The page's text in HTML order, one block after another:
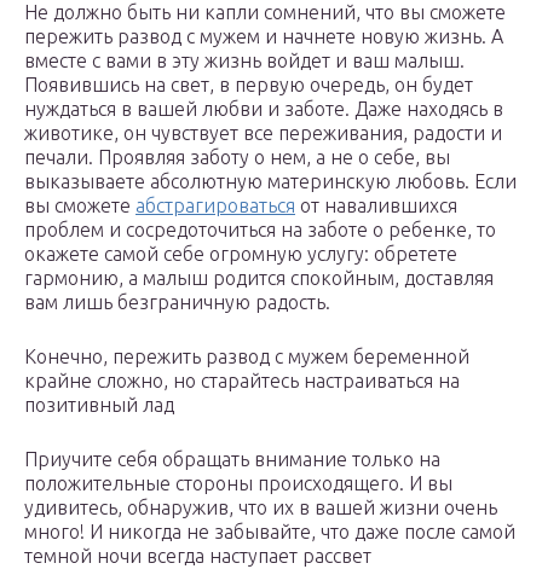
Не должно быть ни капли сомнений, что вы сможете
пережить развод с мужем и начнете новую жизнь. А
вместе с вами в эту жизнь войдет и ваш малыш.
Появившись на свет, в первую очередь, он будет
нуждаться в вашей любви и заботе. Даже находясь в
животике, он чувствует все переживания, радости и
печали. Проявляя заботу о нем, а не о себе, вы
выказываете абсолютную материнскую любовь. Если
вы сможете абстрагироваться от навалившихся
проблем и сосредоточиться на заботе о ребенке, то
окажете самой себе огромную услугу: обретете
гармонию, а малыш родится спокойным, доставляя
вам лишь безграничную радость.
Конечно, пережить развод с мужем беременной
крайне сложно, но старайтесь настраиваться на
позитивный лад
Приучите себя обращать внимание только на
положительные стороны происходящего. И вы
удивитесь, обнаружив, что их в вашей жизни очень
много! И никогда не забывайте, что даже после самой
темной ночи всегда наступает рассвет